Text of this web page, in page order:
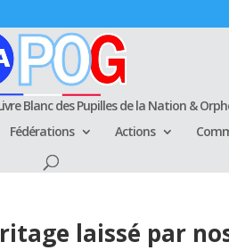
Blanc des Pupilles de la Nation &
Fédérations Actions
laissé par